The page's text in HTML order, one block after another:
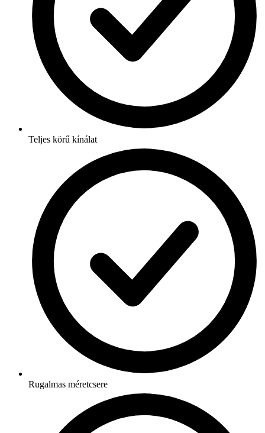
Teljes körű kínálat
Rugalmas méretcsere